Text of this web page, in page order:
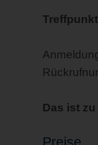
Das ist zu